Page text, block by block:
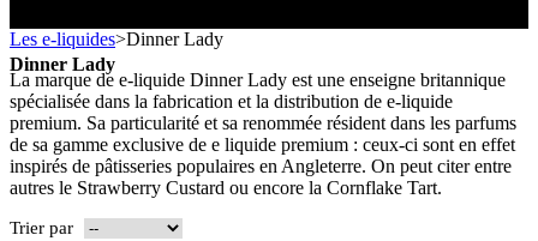
- LES PLUS VENDUS
- LES PACKS PROMOS
- RECHERCHE AVANCÉE
Eleaf, Aspire,
LES MINI-CLOPES
Boxs
L’AVIS DES MÉDECINS
LA PRESSE EN PARLE
Emission "C'est dans l'air"
Reportage Vox Pop ARTE
Dinner Lady
Les e-liquides>Dinner Lady
La marque de e-liquide Dinner Lady est une enseigne britannique
spécialisée dans la fabrication et la distribution de e-liquide
premium. Sa particularité et sa renommée résident dans les parfums
de sa gamme exclusive de e liquide premium : ceux-ci sont en effet
inspirés de pâtisseries populaires en Angleterre. On peut citer entre
autres le Strawberry Custard ou encore la Cornflake Tart.
Trier par